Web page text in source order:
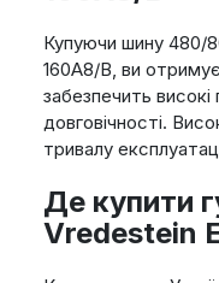
Купуючи шину 480/
160A8/B, ви
забезпечить
довговічності.
тривалу
Де купити
Vredestein